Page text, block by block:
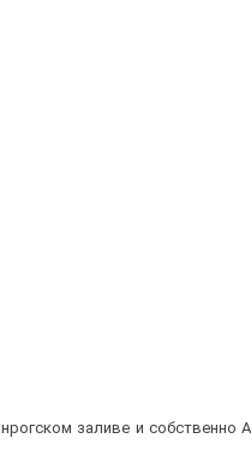
заливе и собственно